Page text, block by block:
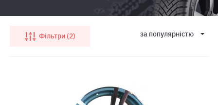
Фільтри 2 за популярнiстю